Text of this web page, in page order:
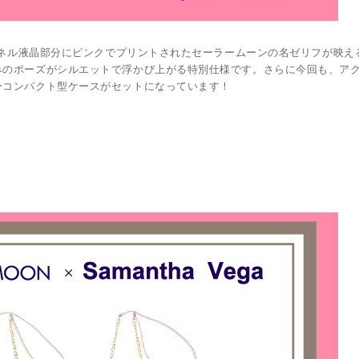
液晶部分にピンクでプリントされたセーラームーンの名ゼリフが映え
ポーズがシルエットで浮かび上がる特別仕様です。さらに今回も、ア
ンパクト型ケースがセットになっています！